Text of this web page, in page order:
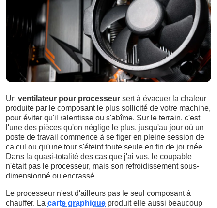
Un ventilateur pour processeur sert à évacuer la chaleur
produite par le composant le plus sollicité de votre machine,
pour éviter qu'il ralentisse ou s'abîme. Sur le terrain, c'est
l'une des pièces qu'on néglige le plus, jusqu'au jour où un
poste de travail commence à se figer en pleine session de
calcul ou qu'une tour s'éteint toute seule en fin de journée.
Dans la quasi-totalité des cas que j'ai vus, le coupable
n'était pas le processeur, mais son refroidissement sous-
dimensionné ou encrassé.
Le processeur n'est d'ailleurs pas le seul composant à
chauffer. La carte graphique produit elle aussi beaucoup